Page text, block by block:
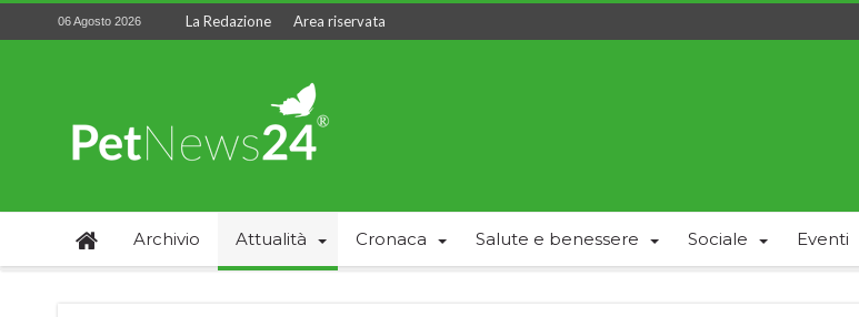
06 Agosto 2026 La Redazione Area riservata
Archivio Attualità Cronaca Salute e benessere Sociale Eventi